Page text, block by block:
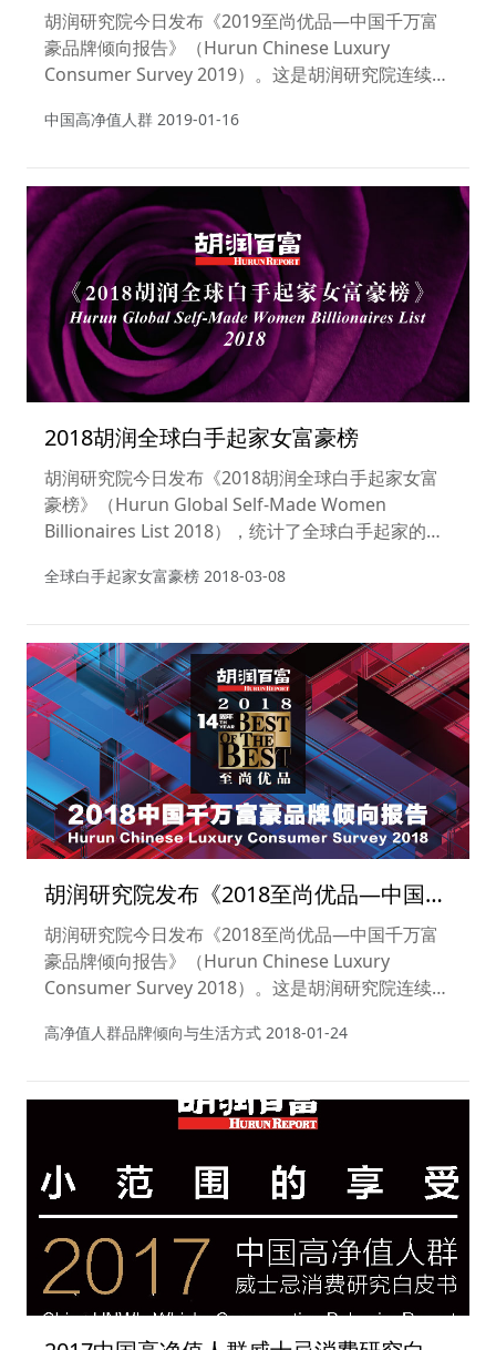
万富豪品牌倾向报告》
胡润研究院今日发布《2019至尚优品—中国千万富
豪品牌倾向报告》（Hurun Chinese Luxury
Consumer Survey 2019）。这是胡润研究院连续第
方式、消费习惯以及品牌认知的转变与偏好，力图对
富“至尚优品”被广泛认为是面向高净值人群品牌的
ISO。
中国高净值人群 2019-01-16
2018胡润全球白手起家女富豪榜
胡润研究院今日发布《2018胡润全球白手起家女富
豪榜》（Hurun Global Self-Made Women
Billionaires List 2018），统计了全球白手起家的十
全球白手起家女富豪榜 2018-03-08
胡润研究院发布《2018至尚优品—中国千
万富豪品牌倾向报告》
胡润研究院今日发布《2018至尚优品—中国千万富
豪品牌倾向报告》（Hurun Chinese Luxury
Consumer Survey 2018）。这是胡润研究院连续第
高净值人群品牌倾向与生活方式 2018-01-24